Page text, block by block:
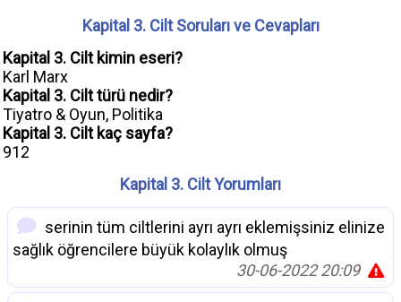
Kapital 3. Cilt Soruları ve Cevapları
Kapital 3. Cilt kimin eseri?
Karl Marx
Kapital 3. Cilt türü nedir?
Tiyatro & Oyun, Politika
Kapital 3. Cilt kaç sayfa?
912
Kapital 3. Cilt Yorumları
serinin tüm ciltlerini ayrı ayrı eklemişsiniz elinize
sağlık öğrencilere büyük kolaylık olmuş
30-06-2022 20:09